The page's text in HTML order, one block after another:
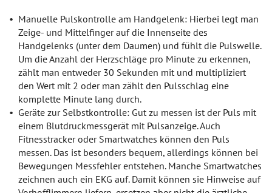
Manuelle Pulskontrolle am Handgelenk: Hierbei legt man
Zeige- und Mittelfinger auf die Innenseite des
Handgelenks (unter dem Daumen) und fühlt die Pulswelle.
Um die Anzahl der Herzschläge pro Minute zu erkennen,
zählt man entweder 30 Sekunden mit und multipliziert
den Wert mit 2 oder man zählt den Pulsschlag eine
komplette Minute lang durch.
Geräte zur Selbstkontrolle: Gut zu messen ist der Puls mit
einem Blutdruckmessgerät mit Pulsanzeige. Auch
Fitnesstracker oder Smartwatches können den Puls
messen. Das ist besonders bequem, allerdings können bei
Bewegungen Messfehler entstehen. Manche Smartwatches
zeichnen auch ein EKG auf. Damit können sie Hinweise auf